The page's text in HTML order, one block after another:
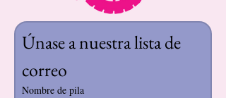
Únase a nuestra lista de
correo
Nombre de pila